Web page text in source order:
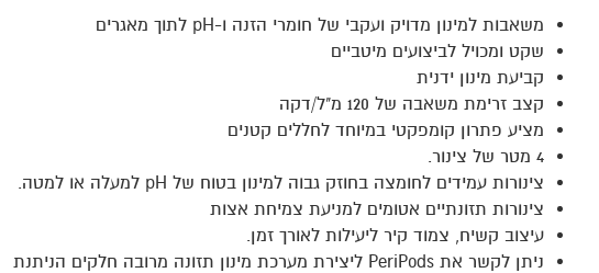
משאבות למינון מדויק ועקבי של חומרי הזנה ו-pH לתוך מאגרים
שקט ומכויל לביצועים מיטביים
קביעת מינון ידנית
קצב זרימת משאבה של 120 מ"ל/דקה
מציע פתרון קומפקטי במיוחד לחללים קטנים
4 מטר של צינור.
צינורות עמידים לחומצה בחוזק גבוה למינון בטוח של pH למעלה או למטה.
צינורות תזונתיים אטומים למניעת צמיחת אצות
עיצוב קשיח, צמוד קיר ליעילות לאורך זמן.
ניתן לקשר את PeriPods ליצירת מערכת מינון תזונה מרובה חלקים הניתנת